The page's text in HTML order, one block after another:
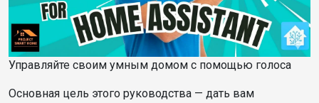
Управляйте своим умным домом с помощью голоса
Основная цель этого руководства — дать вам